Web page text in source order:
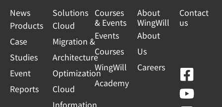
News
Products
Case
Studies
Event
Reports
Solutions
Cloud
Migration &
Architecture
Optimization
Cloud
Information
Courses
& Events
Events
Courses
WingWill
Academy
About
WingWill
About
Us
Careers
Contact
us
F
a
Y
o
L
i
L
i